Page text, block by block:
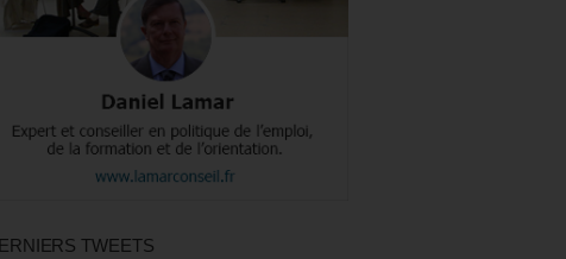
TWEETS